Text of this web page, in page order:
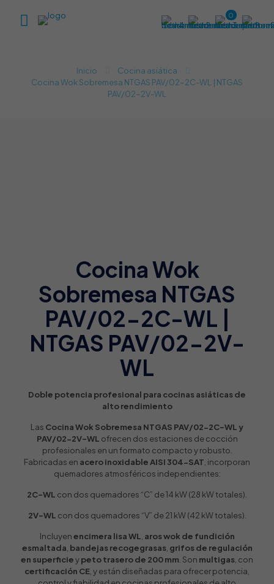
0
Inicio
Cocina asiática
Cocina Wok Sobremesa NTGAS PAV/02-2C-WL | NTGAS
PAV/02-2V-WL
Cocina Wok
Sobremesa NTGAS
PAV/02-2C-WL |
NTGAS PAV/02-2V-
WL
Doble potencia profesional para cocinas asiáticas de
alto rendimiento
Las Cocina Wok Sobremesa NTGAS PAV/02-2C-WL y
PAV/02-2V-WL ofrecen dos estaciones de cocción
profesionales en un formato compacto y robusto.
Fabricadas en acero inoxidable AISI 304-SAT , incorporan
quemadores atmosféricos independientes:
2C-WL con dos quemadores “C” de 14 kW (28 kW totales).
2V-WL con dos quemadores “V” de 21 kW (42 kW totales).
Incluyenencimera lisa WL aros wok de fundición
esmaltada bandejas recogegrasas, grifos de regulación
en superficieypeto trasero de 200 mm . Son multigas , con
certificación CE , y están diseñadas para ofrecer potencia,